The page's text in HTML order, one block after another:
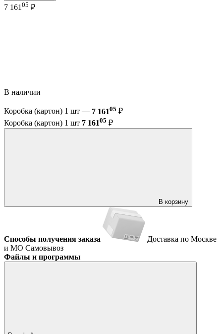
7 161 05 ₽
В наличии
Коробка (картон) 1 шт — 7 16105 ₽
Коробка (картон) 1 шт 7 16105 ₽
В корзину
Способы получения заказа
Доставка по Москве
и МО Самовывоз
Файлы и программы